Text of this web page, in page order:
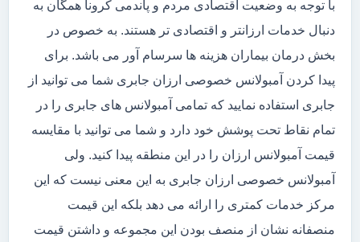
با توجه به وضعیت اقتصادی مردم و پاندمی کرونا همگان به
دنبال خدمات ارزانتر و اقتصادی تر هستند. به خصوص در
بخش درمان بیماران هزینه ها سرسام آور می باشد. برای
پیدا کردن آمبولانس خصوصی ارزان جابری شما می توانید از
جابری استفاده نمایید که تمامی آمبولانس های جابری را در
تمام نقاط تحت پوشش خود دارد و شما می توانید با مقایسه
قیمت آمبولانس ارزان را در این منطقه پیدا کنید. ولی
آمبولانس خصوصی ارزان جابری به این معنی نیست که این
مرکز خدمات کمتری را ارائه می دهد بلکه این قیمت
منصفانه نشان از منصف بودن این مجموعه و داشتن قیمت